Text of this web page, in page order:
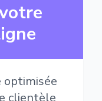
optimisée
clientèle